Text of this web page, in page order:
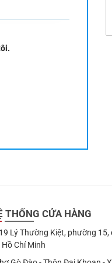
THỐNG CỬA HÀNG
Lý Thường Kiệt, phường 15,
Hồ Chí Minh